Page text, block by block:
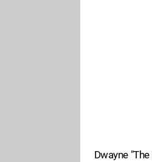
Dwayne